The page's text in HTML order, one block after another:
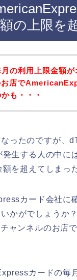
の上限を
の利用上限金額が
店で
も・・・
ったのですが、
生する人の中に
を超えてしまっ
カード会社に
かがでしょうか
ャンネルのお店
カードの毎